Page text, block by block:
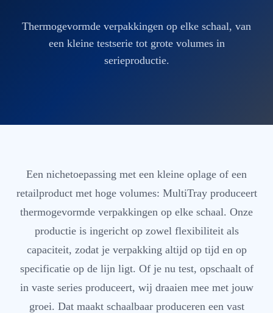
Thermogevormde verpakkingen op elke schaal, van
een kleine testserie tot grote volumes in
serieproductie.
Een nichetoepassing met een kleine oplage of een
retailproduct met hoge volumes: MultiTray produceert
thermogevormde verpakkingen op elke schaal. Onze
productie is ingericht op zowel flexibiliteit als
capaciteit, zodat je verpakking altijd op tijd en op
specificatie op de lijn ligt. Of je nu test, opschaalt of
in vaste series produceert, wij draaien mee met jouw
groei. Dat maakt schaalbaar produceren een vast